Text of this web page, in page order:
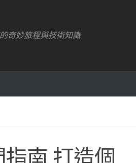
奇妙旅程與技術知識
南 打造個